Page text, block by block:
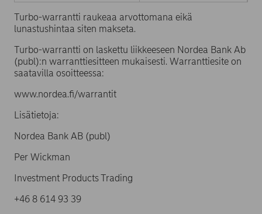
Turbo-warrantti raukeaa arvottomana eikä
lunastushintaa siten makseta.
Turbo-warrantti on laskettu liikkeeseen Nordea Bank Ab
(publ):n warranttiesitteen mukaisesti. Warranttiesite on
saatavilla osoitteessa:
www.nordea.fi/warrantit
Lisätietoja:
Nordea Bank AB (publ)
Per Wickman
Investment Products Trading
+46 8 614 93 39